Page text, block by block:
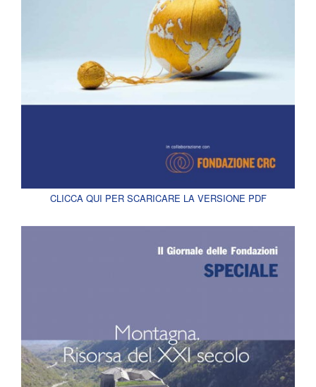
CLICCA QUI PER SCARICARE LA VERSIONE PDF